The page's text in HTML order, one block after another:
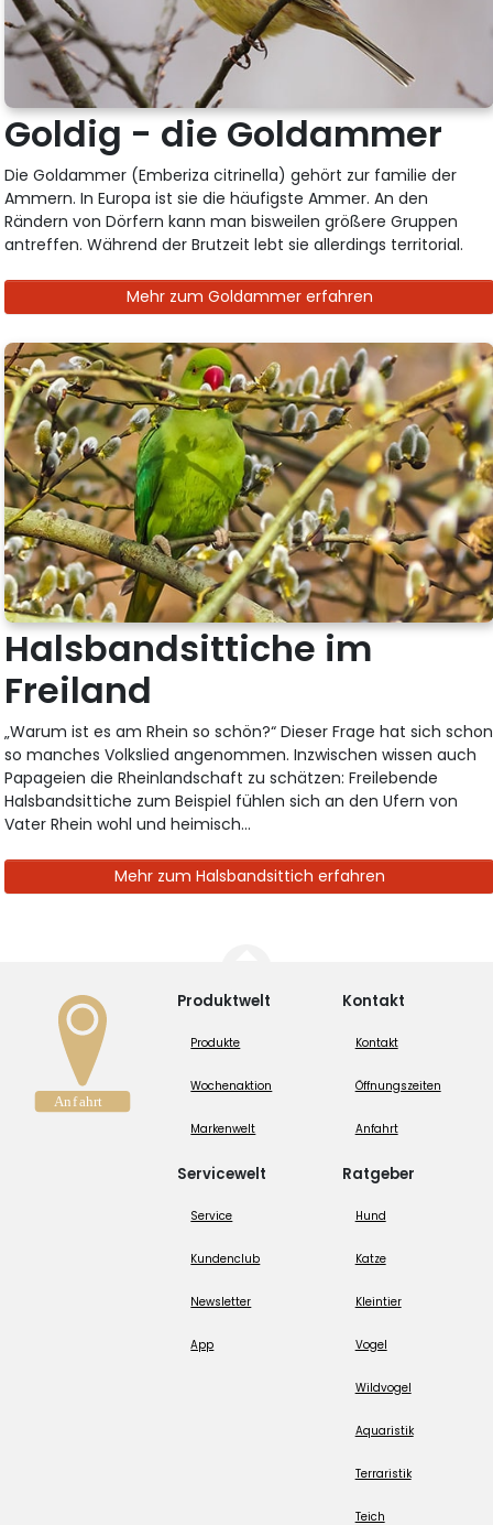
Goldig - die Goldammer
Die Goldammer (Emberiza citrinella) gehört zur familie der
Ammern. In Europa ist sie die häufigste Ammer. An den
Rändern von Dörfern kann man bisweilen größere Gruppen
antreffen. Während der Brutzeit lebt sie allerdings territorial.
Mehr zum Goldammer erfahren
Halsbandsittiche im
Freiland
„Warum ist es am Rhein so schön?“ Dieser Frage hat sich schon
so manches Volkslied angenommen. Inzwischen wissen auch
Papageien die Rheinlandschaft zu schätzen: Freilebende
Halsbandsittiche zum Beispiel fühlen sich an den Ufern von
Vater Rhein wohl und heimisch...
Mehr zum Halsbandsittich erfahren
Produktwelt
Produkte
Wochenaktion
Markenwelt
Servicewelt
Service
Kundenclub
Newsletter
App
Kontakt
Kontakt
Öffnungszeiten
Anfahrt
Ratgeber
Hund
Katze
Kleintier
Vogel
Wildvogel
Aquaristik
Terraristik
Teich